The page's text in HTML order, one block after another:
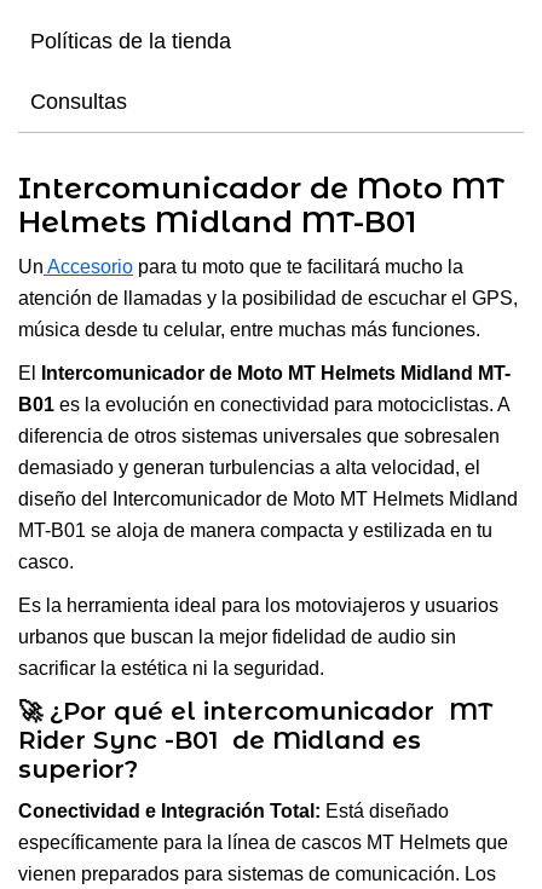
Políticas de la tienda
Consultas
Intercomunicador de Moto MT
Helmets Midland MT-B01
Un Accesorio para tu moto que te facilitará mucho la
atención de llamadas y la posibilidad de escuchar el GPS,
música desde tu celular, entre muchas más funciones.
El
Intercomunicador de Moto MT Helmets Midland MT-
B01 es la evolución en conectividad para motociclistas. A
diferencia de otros sistemas universales que sobresalen
demasiado y generan turbulencias a alta velocidad, el
diseño del Intercomunicador de Moto MT Helmets Midland
MT-B01 se aloja de manera compacta y estilizada en tu
casco.
Es la herramienta ideal para los motoviajeros y usuarios
urbanos que buscan la mejor fidelidad de audio sin
sacrificar la estética ni la seguridad.
🚀 ¿Por qué el intercomunicador MT
Rider Sync -B01 de Midland es
superior?
Conectividad e Integración Total: Está diseñado
específicamente para la línea de cascos MT Helmets que
vienen preparados para sistemas de comunicación. Los